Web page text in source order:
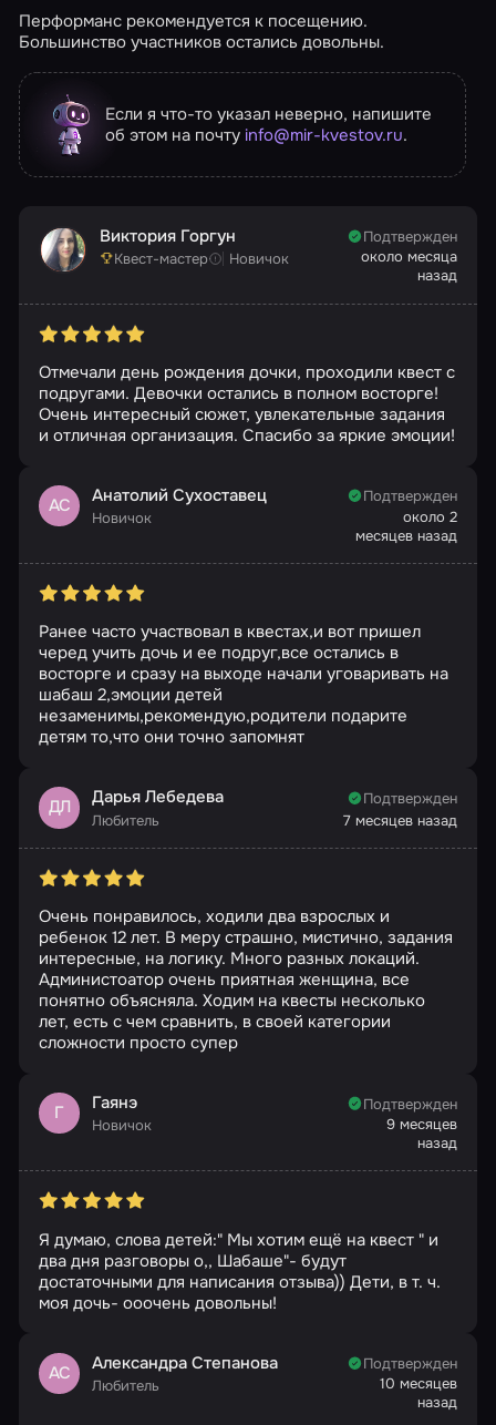
Перформанс рекомендуется к посещению.
Большинство участников остались довольны.
Если я что-то указал неверно, напишите
об этом на почту info@mir-kvestov.ru.
Виктория Горгун
Квест-мастер Новичок
Подтвержден
около месяца
назад
Отмечали день рождения дочки, проходили квест с
подругами. Девочки остались в полном восторге!
Очень интересный сюжет, увлекательные задания
и отличная организация. Спасибо за яркие эмоции!
АС Анатолий Сухоставец
Новичок
Подтвержден
около 2
месяцев назад
Ранее часто участвовал в квестах,и вот пришел
черед учить дочь и ее подруг,все остались в
восторге и сразу на выходе начали уговаривать на
шабаш 2,эмоции детей
незаменимы,рекомендую,родители подарите
детям то,что они точно запомнят
ДЛ Дарья Лебедева
Любитель
Подтвержден
7 месяцев назад
Очень понравилось, ходили два взрослых и
ребенок 12 лет. В меру страшно, мистично, задания
интересные, на логику. Много разных локаций.
Администоатор очень приятная женщина, все
понятно объясняла. Ходим на квесты несколько
лет, есть с чем сравнить, в своей категории
сложности просто супер
Г Гаянэ
Новичок
Подтвержден
9 месяцев
назад
Я думаю, слова детей:" Мы хотим ещё на квест " и
два дня разговоры о,, Шабаше"- будут
достаточными для написания отзыва)) Дети, в т. ч.
моя дочь- ооочень довольны!
АС Александра Степанова
Любитель
Подтвержден
10 месяцев
назад